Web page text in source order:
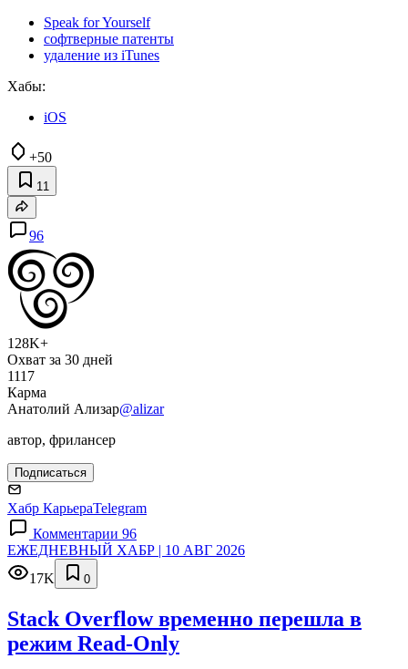
Speak for Yourself
софтверные патенты
удаление из iTunes
Хабы:
iOS
+50
11
96
128K+
Охват за 30 дней
1117
Карма
Анатолий Ализар@alizar
автор, фрилансер
Подписаться
Хабр КарьераTelegram
Комментарии 96
ЕЖЕДНЕВНЫЙ ХАБР | 10 АВГ 2026
17K
0
Stack Overflow временно перешла в
режим Read-Only